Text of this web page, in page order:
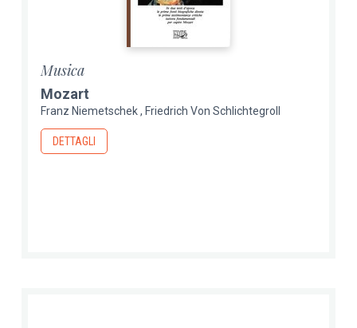
Musica
Mozart
Franz Niemetschek Friedrich Von Schlichtegroll
DETTAGLI